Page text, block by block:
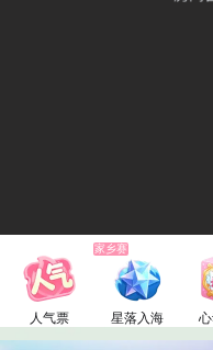
人气票
1电池
家乡赛
星落入海